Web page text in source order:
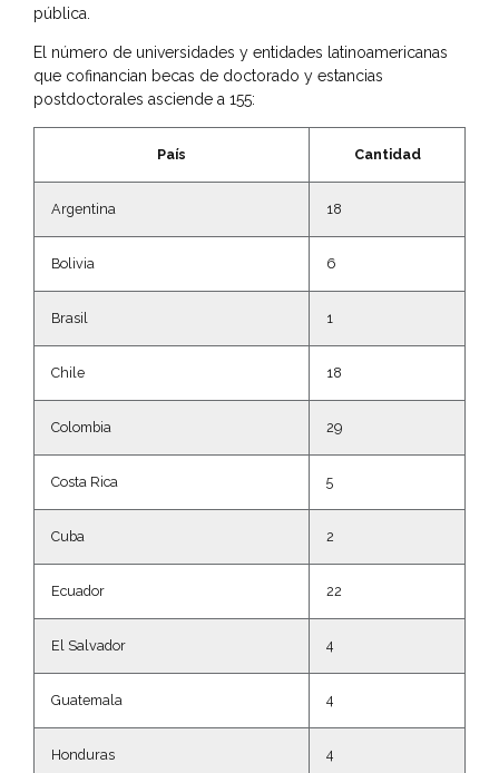
pública.
El número de universidades y entidades latinoamericanas
que cofinancian becas de doctorado y estancias
postdoctorales asciende a 155:
País Cantidad
Argentina 18
Bolivia 6
Brasil 1
Chile 18
Colombia 29
Costa Rica 5
Cuba 2
Ecuador 22
El Salvador 4
Guatemala 4
Honduras 4